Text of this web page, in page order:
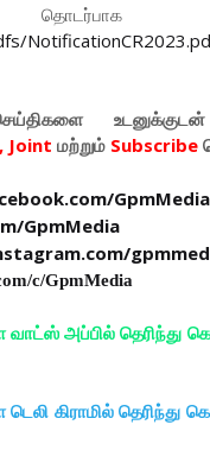
தொடர்பாக
Joint மற்றும் Subscribe
GpmMedia
c/GpmMedia
வாட்ஸ் அப்பில் தெரிந்து
கிராமில் தெரிந்து